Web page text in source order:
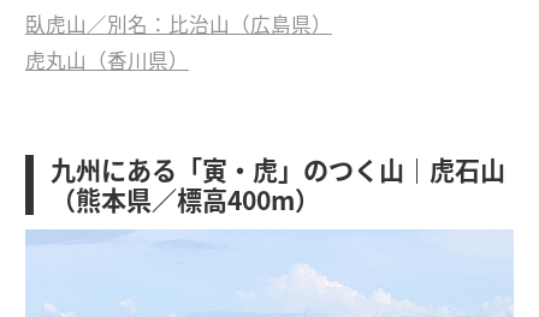
臥虎山／別名：比治山（広島県）
虎丸山（香川県）
九州にある「寅・虎」のつく山｜虎石山
（熊本県／標高400m）